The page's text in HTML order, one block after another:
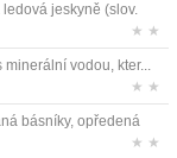
jeskyně (slov.
★ ★
minerální vodou, kter...
★ ★
básníky, opředená
★ ★